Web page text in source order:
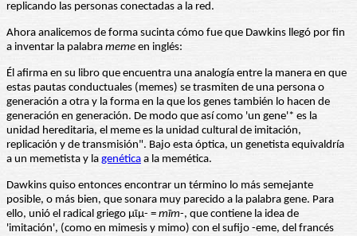
replicando las personas conectadas a la red.
Ahora analicemos de forma sucinta cómo fue que Dawkins llegó por fin
a inventar la palabra meme en inglés:
Él afirma en su libro que encuentra una analogía entre la manera en que
estas pautas conductuales (memes) se trasmiten de una persona o
generación a otra y la forma en la que los genes también lo hacen de
generación en generación. De modo que así como 'un gene'* es la
unidad hereditaria, el meme es la unidad cultural de imitación,
replicación y de transmisión". Bajo esta óptica, un genetista equivaldría
a un memetista y la genética a la memética.
Dawkins quiso entonces encontrar un término lo más semejante
posible, o más bien, que sonara muy parecido a la palabra gene. Para
ello, unió el radical griego μῖμ- = mīm-, que contiene la idea de
'imitación', (como en mimesis y mimo) con el sufijo -eme, del francés